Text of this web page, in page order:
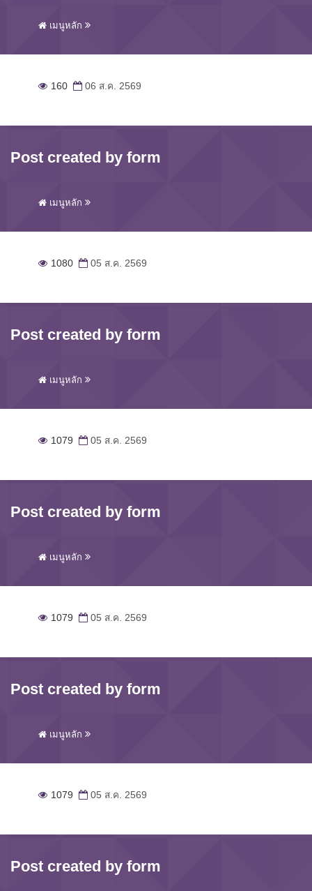
เมนูหลัก
160 06 ส.ค. 2569
Post created by form
เมนูหลัก
1080 05 ส.ค. 2569
Post created by form
เมนูหลัก
1079 05 ส.ค. 2569
Post created by form
เมนูหลัก
1079 05 ส.ค. 2569
Post created by form
เมนูหลัก
1079 05 ส.ค. 2569
Post created by form